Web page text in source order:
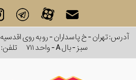
سبز - بال A - واحد ۷۱۱
تلفن: